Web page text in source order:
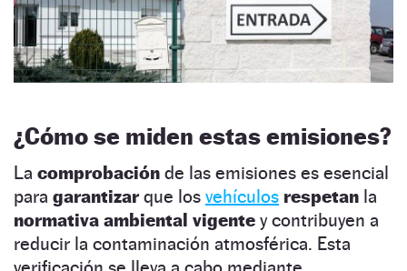
¿Cómo se miden estas emisiones?
La comprobación de las emisiones es esencial
para garantizarque los vehículos respetan la
normativa ambiental vigente y contribuyen a
reducir la contaminación atmosférica. Esta